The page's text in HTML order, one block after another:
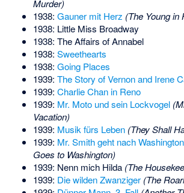
Murder)
1938: Gauner mit Herz (The Young in
1938: Little Miss Broadway
1938: The Affairs of Annabel
1938: Sweethearts
1938: Going Places
1939: The Story of Vernon and Irene
1939: Charlie Chan in Reno
1939: Mr. Moto und sein Lockvogel
Vacation)
1939: Musik fürs Leben (They Shall
1939: Mr. Smith geht nach Washington
Goes to Washington)
1939: Nenn mich Hilda (The
1939: Die wilden Zwanziger (The